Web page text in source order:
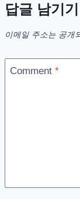
답글 남기기
이메일 주소는 공개
Comment *